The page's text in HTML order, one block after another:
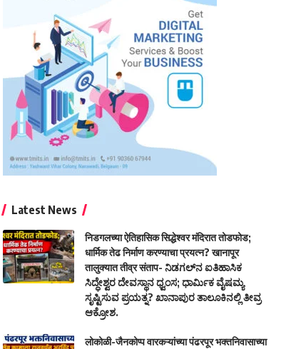
Latest News
निडगलच्या ऐतिहासिक सिद्धेश्वर मंदिरात तोडफोड;
धार्मिक तेढ निर्माण करण्याचा प्रयत्न? खानापूर
तालुक्यात तीव्र संताप- ನಿಡಗಲ್‌ನ ಐತಿಹಾಸಿಕ
ಸಿದ್ಧೇಶ್ವರ ದೇವಸ್ಥಾನ ಧ್ವಂಸ; ಧಾರ್ಮಿಕ ವೈಷಮ್ಯ
ಸೃಷ್ಟಿಸುವ ಪ್ರಯತ್ನ? ಖಾನಾಪುರ ತಾಲೂಕಿನಲ್ಲಿ ತೀವ್ರ
ಆಕ್ರೋಶ.
लोकोळी-जैनकोप्प वारकऱ्यांच्या पंढरपूर भक्तनिवासाच्या